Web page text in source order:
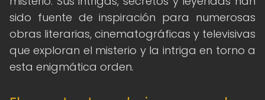
sido fuente de inspiración para numerosas
obras literarias, cinematográficas y televisivas
que exploran el misterio y la intriga en torno a
esta enigmática orden.